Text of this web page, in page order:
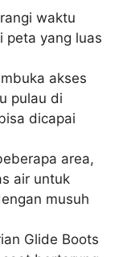
waktu
peta yang luas
akses
pulau di
dicapai
area,
air untuk
musuh
Glide Boots